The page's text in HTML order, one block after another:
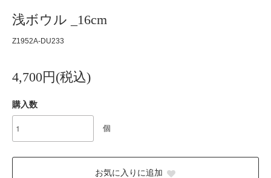
浅ボウル _16cm
Z1952A-DU233
4,700円(税込)
購入数
個
お気に入りに追加